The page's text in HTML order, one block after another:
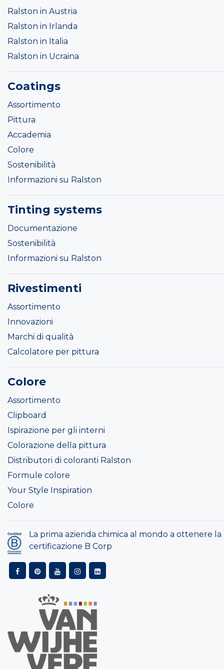
Ralston in Austria
Ralston in Irlanda
Ralston in Italia
Ralston in Ucraina
Coatings
Assortimento
Pittura
Accademia
Colore
Sostenibilità
Informazioni su Ralston
Tinting systems
Documentazione
Sostenibilità
Informazioni su Ralston
Rivestimenti
Assortimento
Innovazioni
Marchi di qualità
Calcolatore per pittura
Colore
Assortimento
Clipboard
Ispirazione per gli interni
Colorazione della pittura
Distributori di coloranti Ralston
Formule colore
Your Style Inspiration
Colore
La prima azienda chimica al mondo a ottenere la
certificazione B Corp